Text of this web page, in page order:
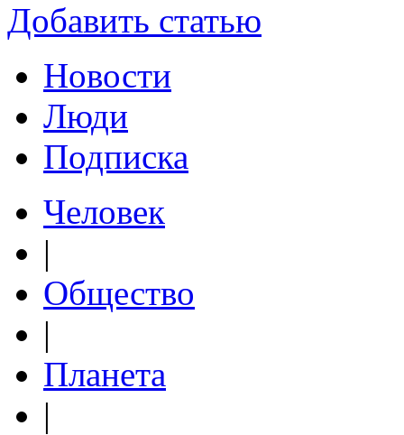
Добавить статью
Новости
Люди
Подписка
Человек
|
Общество
|
Планета
|